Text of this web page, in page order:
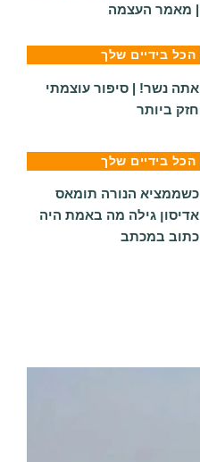
| מאמר העצמה
הכל בידיים שלך
אתה נשר! | סיפור עוצמתי
חזק ביותר
הכל בידיים שלך
כשממציא הנורה תומאס
אדיסון גילה מה באמת היה
כתוב במכתב